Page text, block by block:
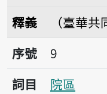
釋義
（臺華共
序號9院區
序號
9
詞目
院區